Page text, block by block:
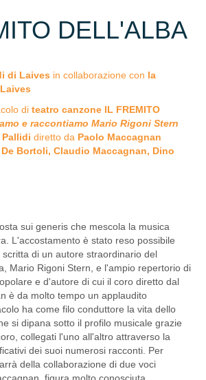
DELL'ALBA
di Laives in collaborazione con la
di teatro canzone IL FREMITO
e raccontiamo Mario Rigoni Stern
diretto da Paolo Maccagnan
De Bortoli, Claudio Maccagnan, Dino
sui generis che mescola la musica
L'accostamento è stato reso possibile
di un autore straordinario del
Mario Rigoni Stern, e l'ampio repertorio di
e d'autore di cui il coro diretto dal
è da molto tempo un applaudito
ha come filo conduttore la vita dello
si dipana sotto il profilo musicale grazie
collegati l'uno all'altro attraverso la
dei suoi numerosi racconti. Per
della collaborazione di due voci